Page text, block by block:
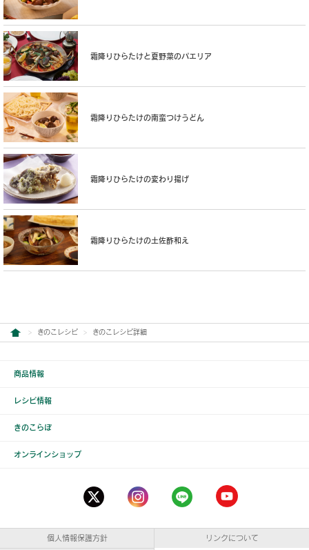
霜降りひらたけと夏野菜のパエリア
霜降りひらたけの南蛮つけうどん
霜降りひらたけの変わり揚げ
霜降りひらたけの土佐酢和え
きのこレシピ きのこレシピ詳細
商品情報
レシピ情報
きのこらぼ
オンラインショップ
個人情報保護方針 リンクについて